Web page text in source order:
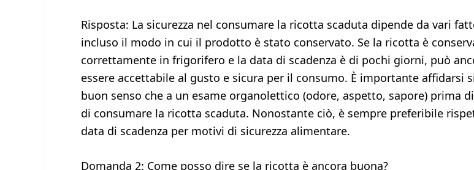
Risposta: La sicurezza nel consumare la ricotta scaduta dipende da vari
incluso il modo in cui il prodotto è stato conservato. Se la ricotta è
correttamente in frigorifero e la data di scadenza è di pochi giorni, può
essere accettabile al gusto e sicura per il consumo. È importante affidarsi
buon senso che a un esame organolettico (odore, aspetto, sapore) prima
di consumare la ricotta scaduta. Nonostante ciò, è sempre preferibile
data di scadenza per motivi di sicurezza alimentare.
Domanda 2: Come posso dire se la ricotta è ancora buona?